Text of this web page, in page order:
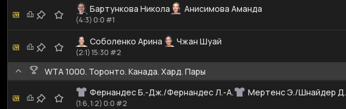
Бартункова Никола
Анисимова Аманда
(4:3) 0:0 #1
Соболенко Арина Чжан Шуай
(2:1) 15:30 #2
WTA 1000. Торонто. Канада. Хард. Пары
Фернандес Б.-Дж./Фернандес Л.-А.
Мертенс Э./Шнайдер Д.
(1:6, 1:2) 0:0 #2